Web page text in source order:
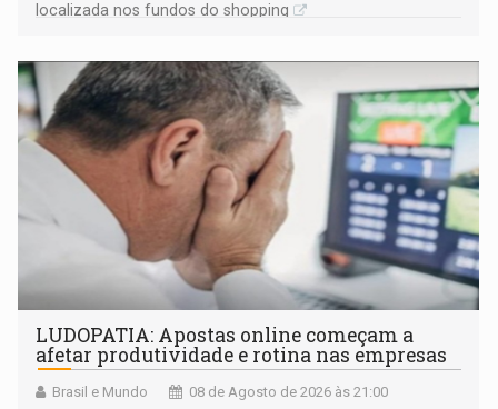
localizada nos fundos do shopping
LUDOPATIA: Apostas online começam a
afetar produtividade e rotina nas empresas
Brasil e Mundo 08 de Agosto de 2026 às 21:00